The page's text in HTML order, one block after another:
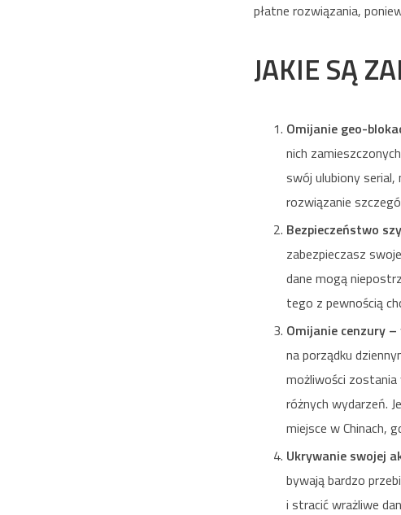
płatne rozwiązania,
JAKIE SĄ
Omijanie geo-
nich
swój ulubiony
rozwiązanie
Bezpieczeństwo
zabezpieczasz
dane mogą
tego z pewnością
Omijanie cenzury –
na porządku
możliwości zostania
różnych wydarzeń.
miejsce w Chinach,
Ukrywanie swojej
bywają bardzo
i stracić wrażliwe